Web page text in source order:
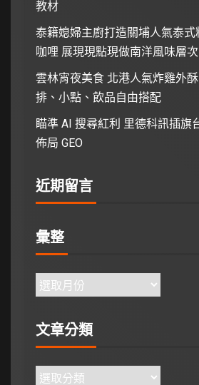
教材
泰籍媳婦主廚打造關埔人氣泰式
咖哩 展現現點現做南洋風味層次
雲林宵夜美食 北港人氣炸雞外
排、小點、飲品自由搭配
瞄準 AI 搜尋紅利 里德科訊插旗
佈局 GEO
近期留言
彙整
文章分類